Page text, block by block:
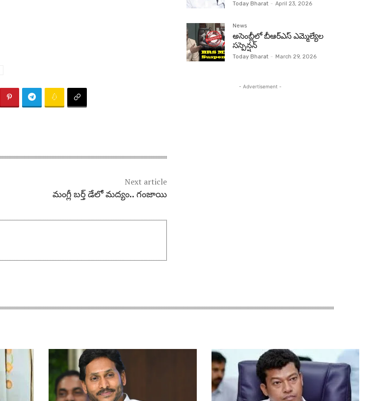
Next article
మంగ్లీ బ‌ర్త్ డేలో మ‌ద్యం.. గంజాయి
Today Bharat - April 23, 2026
News
అసెంబ్లీలో బీఆర్‌ఎస్ ఎమ్మెల్యేల
సస్పెన్షన్‌
Today Bharat - March 29, 2026
- Advertisement -